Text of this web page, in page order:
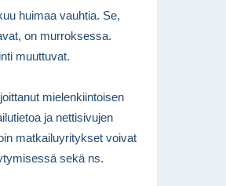
huimaa vauhtia. Se,
on murroksessa.
muuttuvat.
mielenkiintoisen
ja nettisivujen
matkailuyritykset voivat
sekä ns.